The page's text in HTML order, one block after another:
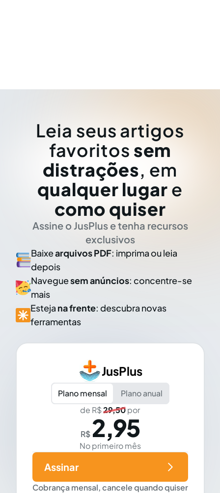
Leia seus artigos
favoritos sem
distrações, em
qualquer lugar e
como quiser
Assine o JusPlus e tenha recursos
exclusivos
Baixearquivos PDF: imprima ou leia
depois
Naveguesem anúncios: concentre-se
mais
Esteja na frente: descubra novas
ferramentas
JusPlus
Plano mensal
Plano anual
de R$29,50por
R$ 2,95
No primeiro mês
Cobrança mensal, cancele quando quiser
Assinar